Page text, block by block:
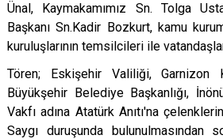
Ünal, Kaymakamımız Sn. Tolga
Başkanı Sn.Kadir Bozkurt, kamu
kuruluşlarının temsilcileri ile
Tören; Eskişehir Valiliği, Garnizon
Büyükşehir Belediye Başkanlığı,
Vakfı adına Atatürk Anıtı'na
Saygı duruşunda bulunulmasından